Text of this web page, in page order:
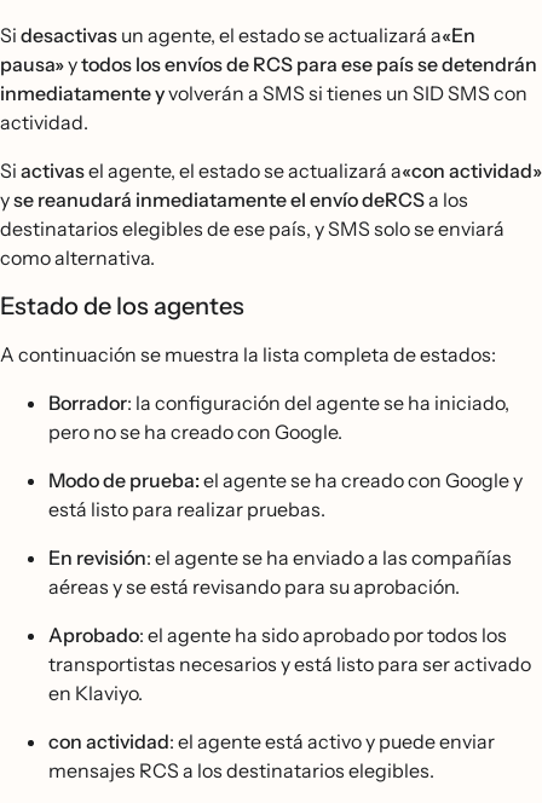
Si desactivas un agente, el estado se actualizará a«En
pausa»ytodos los envíos de RCS para ese país se detendrán
inmediatamente yvolverán a SMS si tienes un SID SMS con
actividad.
Si activasel agente, el estado se actualizará a«con actividad»
yse reanudará inmediatamente el envío deRCSa los
destinatarios elegibles de ese país, y SMS solo se enviará
como alternativa.
Estado de los agentes
A continuación se muestra la lista completa de estados:
Borrador: la configuración del agente se ha iniciado,
pero no se ha creado con Google.
Modo de prueba:el agente se ha creado con Google y
está listo para realizar pruebas.
En revisión: el agente se ha enviado a las compañías
aéreas y se está revisando para su aprobación.
Aprobado: el agente ha sido aprobado por todos los
transportistas necesarios y está listo para ser activado
en Klaviyo.
con actividad: el agente está activo y puede enviar
mensajes RCS a los destinatarios elegibles.